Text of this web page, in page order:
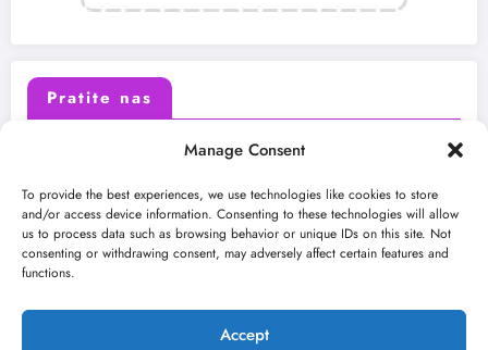
Manage Consent
To provide the best experiences, we use technologies like cookies to store
and/or access device information. Consenting to these technologies will allow
us to process data such as browsing behavior or unique IDs on this site. Not
consenting or withdrawing consent, may adversely affect certain features and
functions.
Accept
Pratite nas
Instagram Youtube